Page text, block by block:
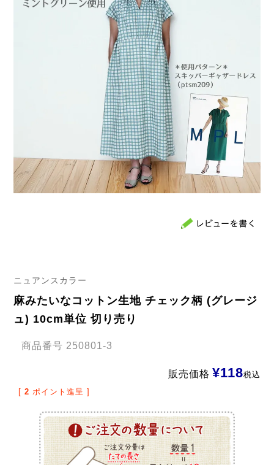
ニュアンスカラー
麻みたいなコットン生地 チェック柄 (グレージ
ュ) 10cm単位 切り売り
商品番号 250801-3
販売価格 ¥118税込
[ 2 ポイント進呈 ]